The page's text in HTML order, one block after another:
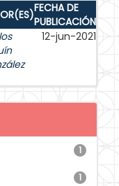
FECHA DE
PUBLICACIÓN
12-jun-2021
1
1